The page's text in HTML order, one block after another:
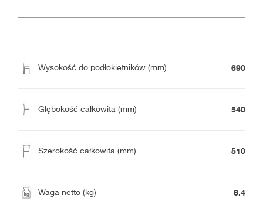
Wysokość do podłokietników (mm) 690
Głębokość całkowita (mm) 540
Szerokość całkowita (mm) 510
Waga netto (kg) 6.4